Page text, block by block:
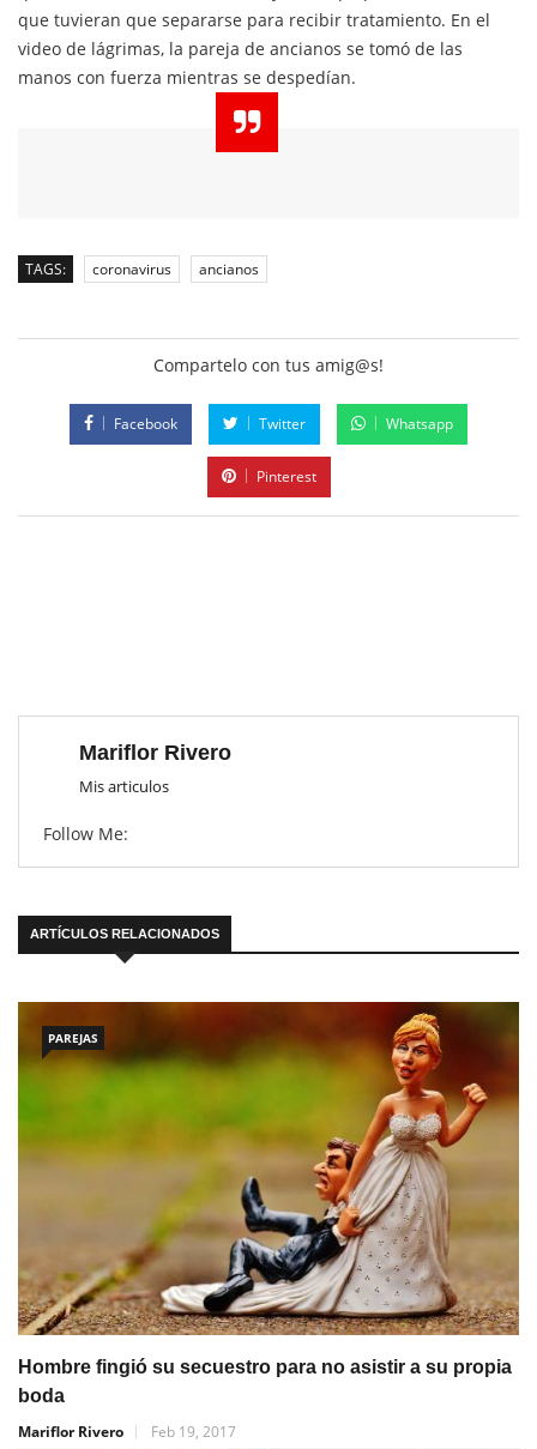
que tuvieran que separarse para recibir tratamiento. En el
video de lágrimas, la pareja de ancianos se tomó de las
manos con fuerza mientras se despedían.
TAGS: coronavirus ancianos
Compartelo con tus amig@s!
Facebook Twitter Whatsapp
Pinterest
Mariflor Rivero
Mis articulos
Follow Me:
ARTÍCULOS RELACIONADOS
PAREJAS
Hombre fingió su secuestro para no asistir a su propia
boda
Mariflor Rivero
Feb 19, 2017